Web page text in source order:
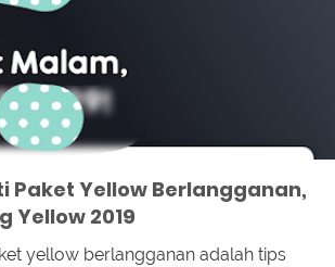
Paket Yellow Berlangganan,
Yellow 2019
yellow berlangganan adalah tips